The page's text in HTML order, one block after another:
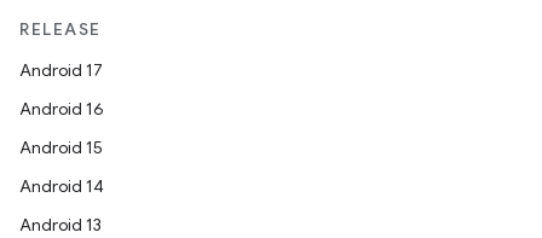
RELEASE
Android 17
Android 16
Android 15
Android 14
Android 13